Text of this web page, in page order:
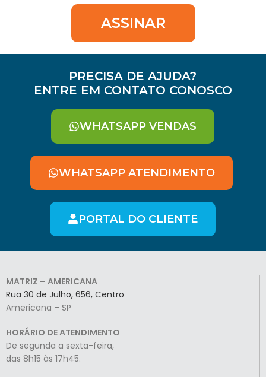
ASSINAR
PRECISA DE AJUDA?
ENTRE EM CONTATO CONOSCO
WHATSAPP VENDAS
WHATSAPP ATENDIMENTO
PORTAL DO CLIENTE
MATRIZ – AMERICANA
Rua 30 de Julho, 656, Centro
Americana – SP
HORÁRIO DE ATENDIMENTO
De segunda a sexta-feira,
das 8h15 às 17h45.